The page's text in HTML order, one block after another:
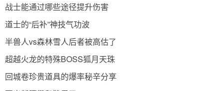
战士能通过哪些途径提升伤害
道士的“后补”神技气功波
半兽人vs森林雪人后者被高估了
超越火龙的特殊BOSS狐月天珠
回城卷珍贵道具的爆率秘辛分享